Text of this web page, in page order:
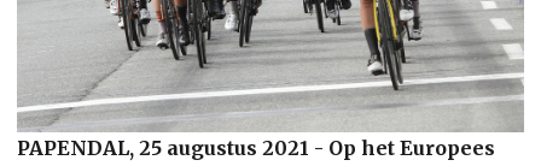
PAPENDAL, 25 augustus 2021 - Op het Europees